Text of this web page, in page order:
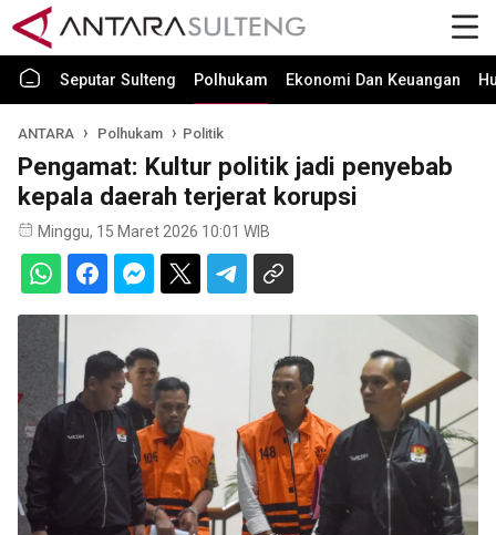
Seputar Sulteng Polhukam Ekonomi Dan Keuangan
ANTARA Polhukam Politik
Pengamat: Kultur politik jadi penyebab
kepala daerah terjerat korupsi
Minggu, 15 Maret 2026 10:01 WIB